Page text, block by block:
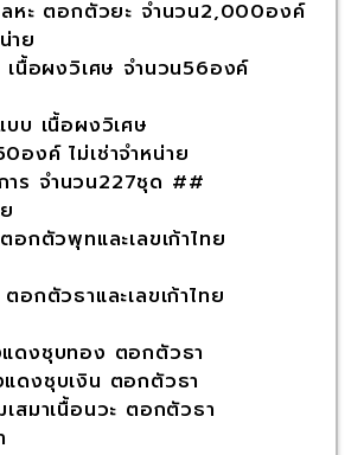
ลหะ ตอกตัวยะ จำนวน2,000องค์
าย
เนื้อผงวิเศษ จำนวน56องค์
บ เนื้อผงวิเศษ
องค์ ไม่เช่าจำหน่าย
ร จำนวน227ชุด ##
อกตัวพุทและเลขเก้าไทย
อกตัวธาและเลขเก้าไทย
ดงชุบทอง ตอกตัวธา
ดงชุบเงิน ตอกตัวธา
สมาเนื้อนวะ ตอกตัวธา